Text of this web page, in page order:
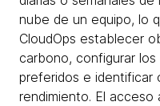
nube de un equipo, lo
CloudOps establecer
carbono, configurar
preferidos e identificar
rendimiento. El